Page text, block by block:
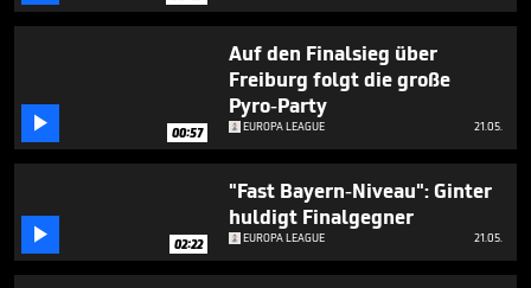
 00:57
Auf den Finalsieg über
Freiburg folgt die große
Pyro-Party
EUROPA LEAGUE 21.05.
 02:22
"Fast Bayern-Niveau": Ginter
huldigt Finalgegner
EUROPA LEAGUE 21.05.